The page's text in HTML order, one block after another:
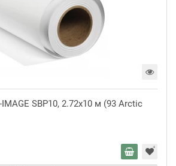
SBP10, 2.72х10 м (93 Arctic